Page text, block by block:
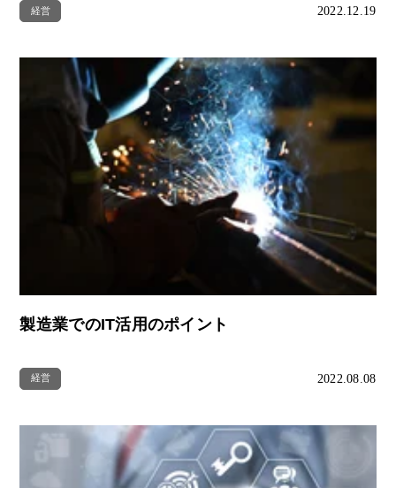
経営 2022.12.19
製造業でのIT活用のポイント
経営 2022.08.08